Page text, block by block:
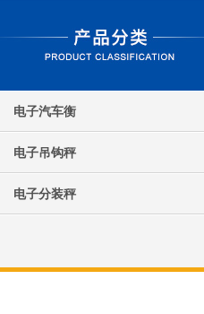
电子汽车衡
电子吊钩秤
电子分装秤